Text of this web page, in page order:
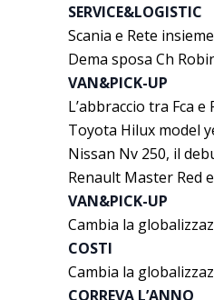
SERVICE&LOGISTIC
Scania e Rete
Dema sposa Ch
VAN&PICK-UP
L’abbraccio tra Fca e
Toyota Hilux model
Nissan Nv 250, il
Renault Master Red
VAN&PICK-UP
Cambia la
COSTI
Cambia la
CORREVA L’ANNO